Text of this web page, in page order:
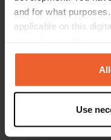
and for what
applicable on this
any time from the
the Privacy trigger
Collect
which can be
Use
Klifowa 24
72-350,
54.09064239
Code du site
100640